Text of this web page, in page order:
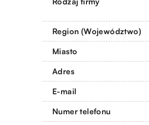
Region (Województwo)
Miasto
Adres
E-mail
Numer telefonu